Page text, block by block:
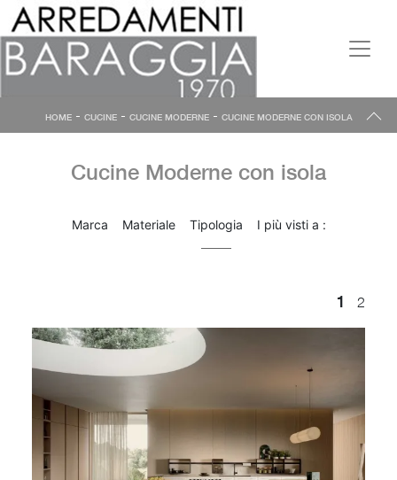
HOME- CUCINE- CUCINE MODERNE- CUCINE MODERNE CON ISOLA
Cucine Moderne con isola
Marca Materiale Tipologia I più visti a :
1 2